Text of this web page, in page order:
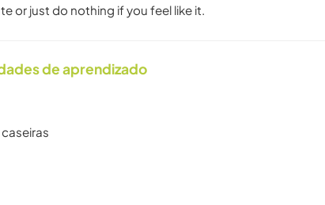
or just do nothing if you feel like it.
de aprendizado